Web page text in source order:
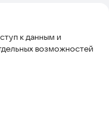
к данным и
возможностей